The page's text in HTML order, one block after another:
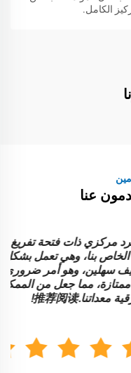
الكامل.
عنا
تفريغ علوية عمودية
تعمل بشكل موثوق. يسمح
ضروري لتدفق عملنا.
من الممكن بالنسبة لنا